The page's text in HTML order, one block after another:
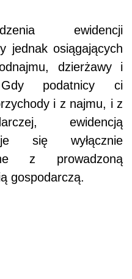
ewidencji
jednak osiągających
dzierżawy i
podatnicy ci
i z najmu, i z
ewidencją
się wyłącznie
z prowadzoną
gospodarczą.